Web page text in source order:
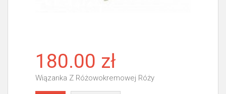
180.00 zł
Wiązanka Z Różowokremowej Róży